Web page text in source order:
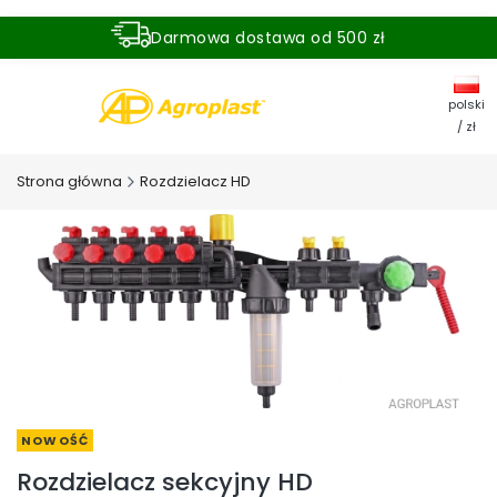
Darmowa dostawa od 500 zł
polski
/ zł
Strona główna Rozdzielacz HD
NOWOŚĆ
Rozdzielacz sekcyjny HD